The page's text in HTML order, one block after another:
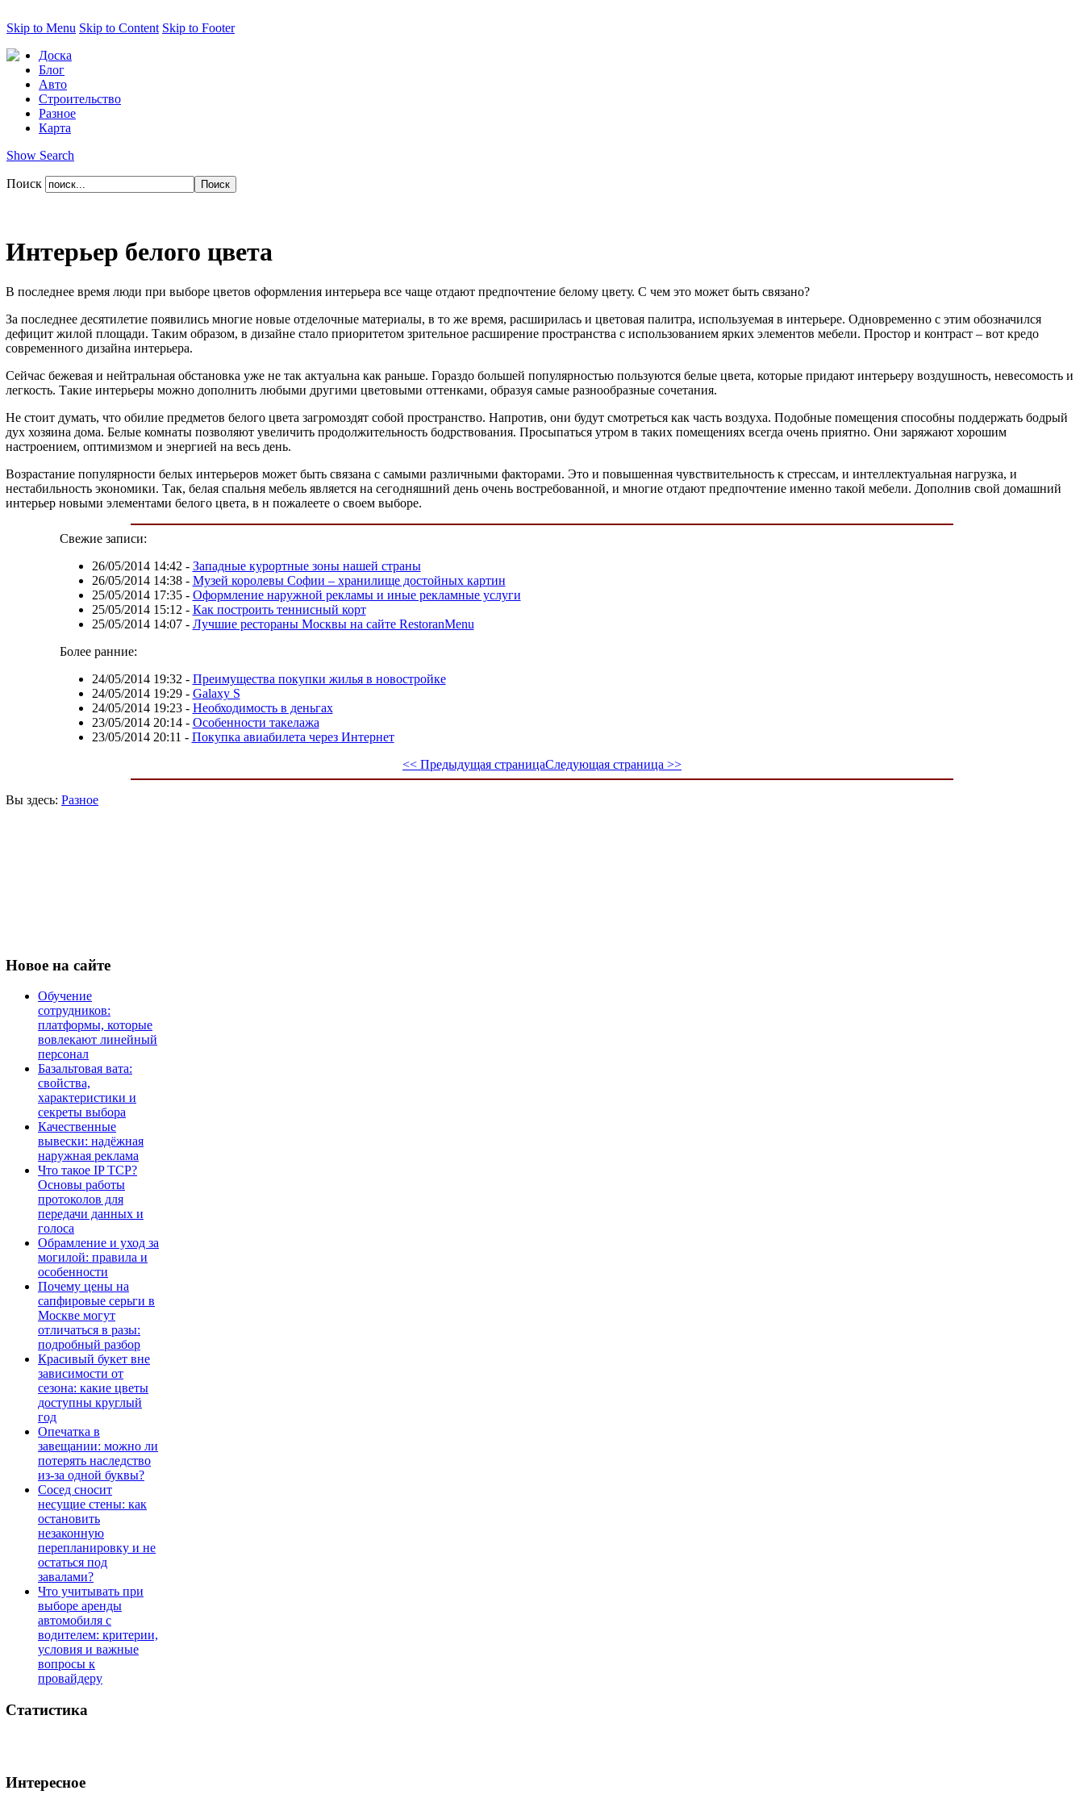
Skip to Menu Skip to Content Skip to Footer
Доска
Блог
Авто
Строительство
Разное
Карта
Show Search
Поиск
Интерьер белого цвета
В последнее время люди при выборе цветов оформления интерьера все чаще отдают предпочтение белому цвету. С чем это может быть связано?
За последнее десятилетие появились многие новые отделочные материалы, в то же время, расширилась и цветовая палитра, используемая в интерьере. Одновременно с этим обозначился
дефицит жилой площади. Таким образом, в дизайне стало приоритетом зрительное расширение пространства с использованием ярких элементов мебели. Простор и контраст – вот кредо
современного дизайна интерьера.
Сейчас бежевая и нейтральная обстановка уже не так актуальна как раньше. Гораздо большей популярностью пользуются белые цвета, которые придают интерьеру воздушность, невесомость и
легкость. Такие интерьеры можно дополнить любыми другими цветовыми оттенками, образуя самые разнообразные сочетания.
Не стоит думать, что обилие предметов белого цвета загромоздят собой пространство. Напротив, они будут смотреться как часть воздуха. Подобные помещения способны поддержать бодрый
дух хозяина дома. Белые комнаты позволяют увеличить продолжительность бодрствования. Просыпаться утром в таких помещениях всегда очень приятно. Они заряжают хорошим
настроением, оптимизмом и энергией на весь день.
Возрастание популярности белых интерьеров может быть связана с самыми различными факторами. Это и повышенная чувствительность к стрессам, и интеллектуальная нагрузка, и
нестабильность экономики. Так, белая спальня мебель является на сегодняшний день очень востребованной, и многие отдают предпочтение именно такой мебели. Дополнив свой домашний
интерьер новыми элементами белого цвета, в н пожалеете о своем выборе.
Свежие записи:
26/05/2014 14:42 - Западные курортные зоны нашей страны
26/05/2014 14:38- Музей королевы Cофии – хранилище достойных картин
25/05/2014 17:35- Оформление наружной рекламы и иные рекламные услуги
25/05/2014 15:12 - Как построить теннисный корт
25/05/2014 14:07- Лучшие рестораны Москвы на сайте RestoranMenu
Более ранние:
24/05/2014 19:32 - Преимущества покупки жилья в новостройке
24/05/2014 19:29- Galaxy S
24/05/2014 19:23- Необходимость в деньгах
23/05/2014 20:14- Особенности такелажа
23/05/2014 20:11 - Покупка авиабилета через Интернет
<< Предыдущая страницаСледующая страница >>
Вы здесь: Разное
Новое на сайте
Обучение
сотрудников:
платформы, которые
вовлекают линейный
персонал
Базальтовая вата:
свойства,
характеристики и
секреты выбора
Качественные
вывески: надёжная
наружная реклама
Что такое IP TCP?
Основы работы
протоколов для
передачи данных и
голоса
Обрамление и уход за
могилой: правила и
особенности
Почему цены на
сапфировые серьги в
Москве могут
отличаться в разы:
подробный разбор
Красивый букет вне
зависимости от
сезона: какие цветы
доступны круглый
год
Опечатка в
завещании: можно ли
потерять наследство
из-за одной буквы?
Сосед сносит
несущие стены: как
остановить
незаконную
перепланировку и не
остаться под
завалами?
Что учитывать при
выборе аренды
автомобиля с
водителем: критерии,
условия и важные
вопросы к
провайдеру
Статистика
Интересное